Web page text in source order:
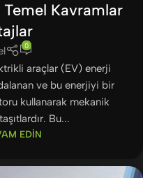
Kavramlar
0
araçlar (EV) enerji
ve bu enerjiyi bir
kullanarak mekanik
Bu...
EDIN